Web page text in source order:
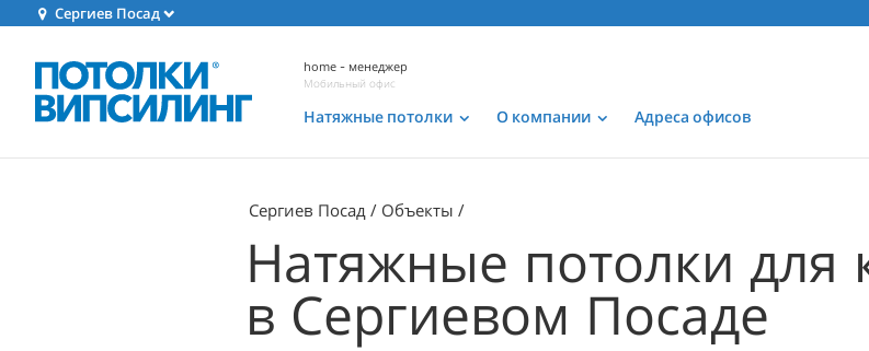
Сергиев Посад
home - менеджер
Мобильный офис
Натяжные потолки О компании Адреса офисов
Сергиев Посад Объекты
Натяжные потолки для
в Сергиевом Посаде